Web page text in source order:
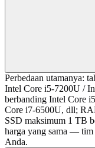
Perbedaan utamanya:
Intel Core i5-7200U /
berbanding Intel Core
Core i7-6500U, dll;
SSD maksimum 1 TB
harga yang sama —
Anda.